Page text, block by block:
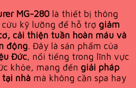
MG-280 là thiết bị thông
kỹ lưỡng để hỗ trợ giảm
cải thiện tuần hoàn máu và
động. Đây là sản phẩm của
Đức, nổi tiếng trong lĩnh vực
khỏe, mang đến giải pháp
tại nhà mà không cần spa hay